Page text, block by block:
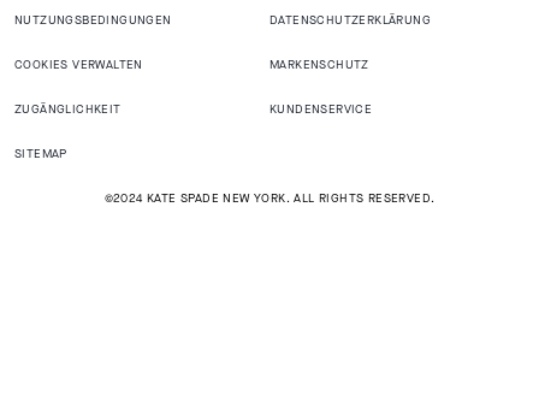
NUTZUNGSBEDINGUNGEN DATENSCHUTZERKLÄRUNG
COOKIES VERWALTEN MARKENSCHUTZ
ZUGÄNGLICHKEIT KUNDENSERVICE
SITEMAP
©2024 KATE SPADE NEW YORK. ALL RIGHTS RESERVED.